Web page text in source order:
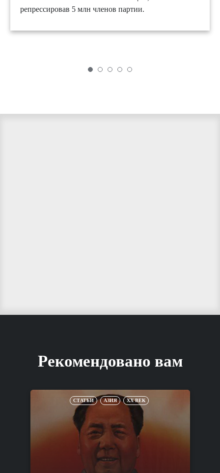
репрессировав 5 млн членов партии.
Рекомендовано вам
СТАТЬИ АЗИЯ XX ВЕК